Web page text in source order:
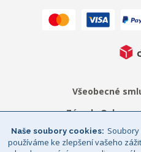
Všeobecné
Zásady Ochrany
Právní
Naše soubory cookies
používáme ke zlepšení vašeho